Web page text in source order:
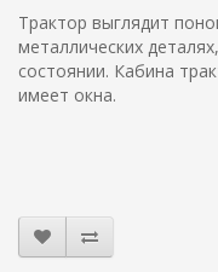
Трактор выглядит
металлических
состоянии. Кабина
имеет окна.